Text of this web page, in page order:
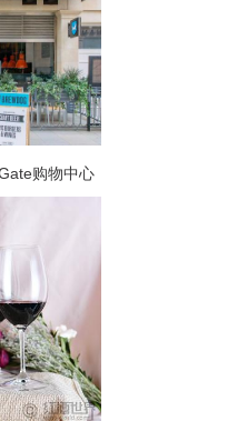
购物中心